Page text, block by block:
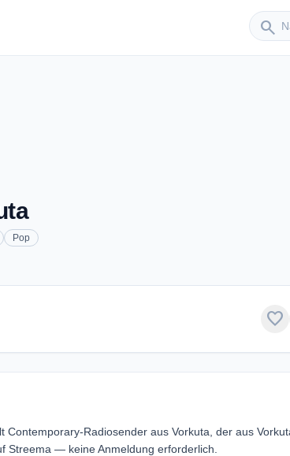
search
Sender
Pop
favorite
Radiosender aus Vorkuta, der aus
Streema — keine Anmeldung erforderlich.